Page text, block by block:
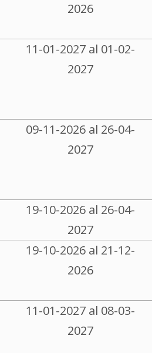
2026
11-01-2027 al 01-02-
2027
09-11-2026 al 26-04-
2027
19-10-2026 al 26-04-
2027
19-10-2026 al 21-12-
2026
11-01-2027 al 08-03-
2027